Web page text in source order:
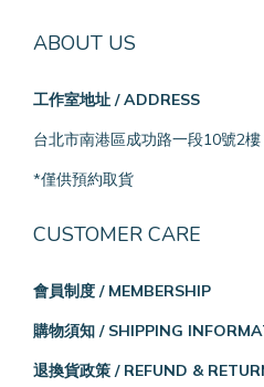
ABOUT US
工作室地址 / ADDRESS
台北市南港區成功路一段10號2樓
*僅供預約取貨
CUSTOMER CARE
會員制度 / MEMBERSHIP
購物須知 / SHIPPING
退換貨政策 / REFUND &